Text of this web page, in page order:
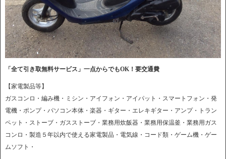
「全て引き取無料サービス」一点からでもOK！要交通費
【家電製品等】
ガスコンロ・編み機・ミシン・アイフォン・アイパット・スマートフォン・発
電機・ポンプ・パソコン本体・楽器・ギター・エレキギター・アンプ・トラン
ペット・ストーブ・ガスストーブ・業務用炊飯器・業務用保温釜・業務用ガス
コンロ・製造５年以内で使える家電製品・電気線・コード類・ゲーム機・ゲー
ムソフト・